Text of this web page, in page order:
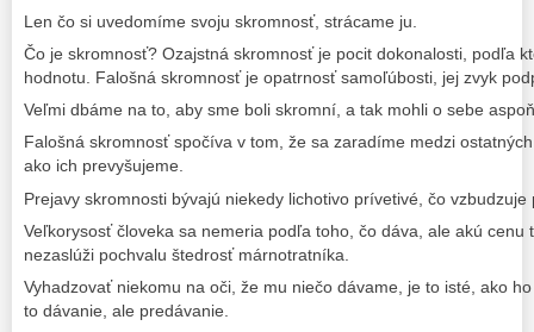
Len čo si uvedomíme svoju skromnosť, strácame ju.
Čo je skromnosť? Ozajstná skromnosť je pocit dokonalosti, podľa
hodnotu. Falošná skromnosť je opatrnosť samoľúbosti, jej zvyk
Veľmi dbáme na to, aby sme boli skromní, a tak mohli o sebe
Falošná skromnosť spočíva v tom, že sa zaradíme medzi
ako ich prevyšujeme.
Prejavy skromnosti bývajú niekedy lichotivo prívetivé, čo
Veľkorysosť človeka sa nemeria podľa toho, čo dáva, ale akú cenu
nezaslúži pochvalu štedrosť márnotratníka.
Vyhadzovať niekomu na oči, že mu niečo dávame, je to isté, ako
to dávanie, ale predávanie.